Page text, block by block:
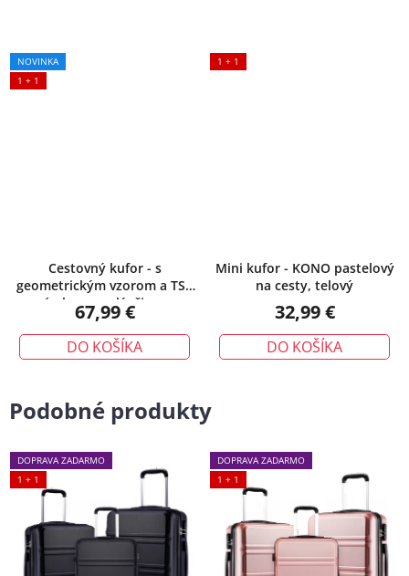
NOVINKA
1 + 1
Cestovný kufor - s
geometrickým vzorom a TSA
zámkom, malý, čierny
67,99 €
DO KOŠÍKA
1 + 1
Mini kufor - KONO pastelový
na cesty, telový
32,99 €
DO KOŠÍKA
Podobné produkty
DOPRAVA ZADARMO
1 + 1
DOPRAVA ZADARMO
1 + 1